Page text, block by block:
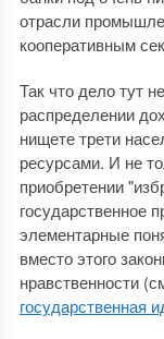
отрасли
кооперативным
Так что дело тут
распределении
нищете трети
ресурсами. И не
приобретении
государственное
элементарные
вместо этого
нравственности
государственная